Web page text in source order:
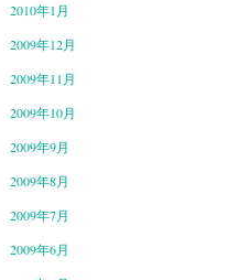
2010年1月
2009年12月
2009年11月
2009年10月
2009年9月
2009年8月
2009年7月
2009年6月